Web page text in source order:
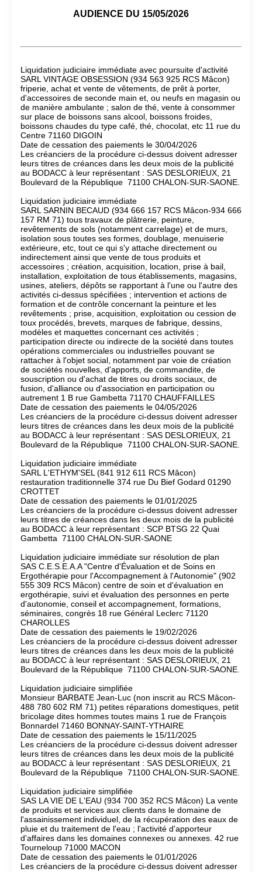
AUDIENCE DU 15/05/2026
Liquidation judiciaire immédiate avec poursuite d'activité
SARL VINTAGE OBSESSION (934 563 925 RCS Mâcon)
friperie, achat et vente de vêtements, de prêt à porter,
d'accessoires de seconde main et, ou neufs en magasin ou
de manière ambulante ; salon de thé, vente à consommer
sur place de boissons sans alcool, boissons froides,
boissons chaudes du type café, thé, chocolat, etc 11 rue du
Centre 71160 DIGOIN
Date de cessation des paiements le 30/04/2026
Les créanciers de la procédure ci-dessus doivent adresser
leurs titres de créances dans les deux mois de la publicité
au BODACC à leur représentant : SAS DESLORIEUX, 21
Boulevard de la République 71100 CHALON-SUR-SAONE.
Liquidation judiciaire immédiate
SARL SARNIN BECAUD (934 666 157 RCS Mâcon-934 666
157 RM 71) tous travaux de plâtrerie, peinture,
revêtements de sols (notamment carrelage) et de murs,
isolation sous toutes ses formes, doublage, menuiserie
extérieure, etc, tout ce qui s'y attache directement ou
indirectement ainsi que vente de tous produits et
accessoires ; création, acquisition, location, prise à bail,
installation, exploitation de tous établissements, magasins,
usines, ateliers, dépôts se rapportant à l'une ou l'autre des
activités ci-dessus spécifiées ; intervention et actions de
formation et de contrôle concernant la peinture et les
revêtements ; prise, acquisition, exploitation ou cession de
toux procédés, brevets, marques de fabrique, dessins,
modèles et maquettes concernant ces activités ;
participation directe ou indirecte de la société dans toutes
opérations commerciales ou industrielles pouvant se
rattacher à l'objet social, notamment par voie de création
de sociétés nouvelles, d'apports, de commandite, de
souscription ou d'achat de titres ou droits sociaux, de
fusion, d'alliance ou d'association en participation ou
autrement 1 B rue Gambetta 71170 CHAUFFAILLES
Date de cessation des paiements le 04/05/2026
Les créanciers de la procédure ci-dessus doivent adresser
leurs titres de créances dans les deux mois de la publicité
au BODACC à leur représentant : SAS DESLORIEUX, 21
Boulevard de la République 71100 CHALON-SUR-SAONE.
Liquidation judiciaire immédiate
SARL L'ETHYM'SEL (841 912 611 RCS Mâcon)
restauration traditionnelle 374 rue Du Bief Godard 01290
CROTTET
Date de cessation des paiements le 01/01/2025
Les créanciers de la procédure ci-dessus doivent adresser
leurs titres de créances dans les deux mois de la publicité
au BODACC à leur représentant : SCP BTSG 22 Quai
Gambetta 71100 CHALON-SUR-SAONE
Liquidation judiciaire immédiate sur résolution de plan
SAS C.E.S.E.A.A "Centre d'Évaluation et de Soins en
Ergothérapie pour l'Accompagnement à l'Autonomie" (902
555 309 RCS Mâcon) centre de soin et d'évaluation en
ergothérapie, suivi et évaluation des personnes en perte
d'autonomie, conseil et accompagnement, formations,
séminaires, congrès 18 rue Général Leclerc 71120
CHAROLLES
Date de cessation des paiements le 19/02/2026
Les créanciers de la procédure ci-dessus doivent adresser
leurs titres de créances dans les deux mois de la publicité
au BODACC à leur représentant : SAS DESLORIEUX, 21
Boulevard de la République 71100 CHALON-SUR-SAONE.
Liquidation judiciaire simplifiée
Monsieur BARBATE Jean-Luc (non inscrit au RCS Mâcon-
488 780 602 RM 71) petites réparations domestiques, petit
bricolage dites hommes toutes mains 1 rue de François
Bonnardel 71460 BONNAY-SAINT-YTHAIRE
Date de cessation des paiements le 15/11/2025
Les créanciers de la procédure ci-dessus doivent adresser
leurs titres de créances dans les deux mois de la publicité
au BODACC à leur représentant : SAS DESLORIEUX, 21
Boulevard de la République 71100 CHALON-SUR-SAONE.
Liquidation judiciaire simplifiée
SAS LA VIE DE L'EAU (934 700 352 RCS Mâcon) La vente
de produits et services aux clients dans le domaine de
l'assainissement individuel, de la récupération des eaux de
pluie et du traitement de l'eau ; l'activité d'apporteur
d'affaires dans les domaines connexes ou annexes. 42 rue
Tourneloup 71000 MACON
Date de cessation des paiements le 01/01/2026
Les créanciers de la procédure ci-dessus doivent adresser